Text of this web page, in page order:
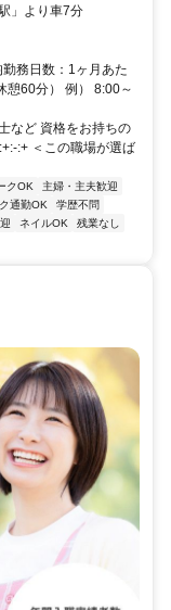
」より車7分
務日数：1ヶ月あた
憩60分） 例） 8:00～
など 資格をお持ちの
:+ ＜この職場が選ば
クOK
主婦・主夫歓迎
通勤OK
学歴不問
ネイルOK
残業なし